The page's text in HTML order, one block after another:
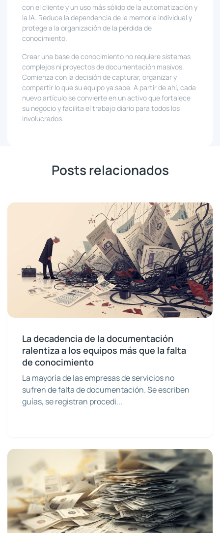
con el cliente y un uso más sólido de la automatización y
la IA. Reduce la dependencia de la memoria individual y
protege a la organización de la pérdida de
conocimiento.
Crear una base de conocimiento no requiere sistemas
complejos ni proyectos de documentación masivos.
Comienza con la decisión de capturar, organizar y
compartir lo que su equipo ya sabe. A partir de ahí, cada
nuevo artículo se convierte en un activo que fortalece
su negocio y facilita el trabajo diario para todos los
involucrados.
Posts relacionados
La decadencia de la documentación
ralentiza a los equipos más que la falta
de conocimiento
La mayoría de las empresas de servicios no
sufren de falta de documentación. Se escriben
guías, se registran procedi...